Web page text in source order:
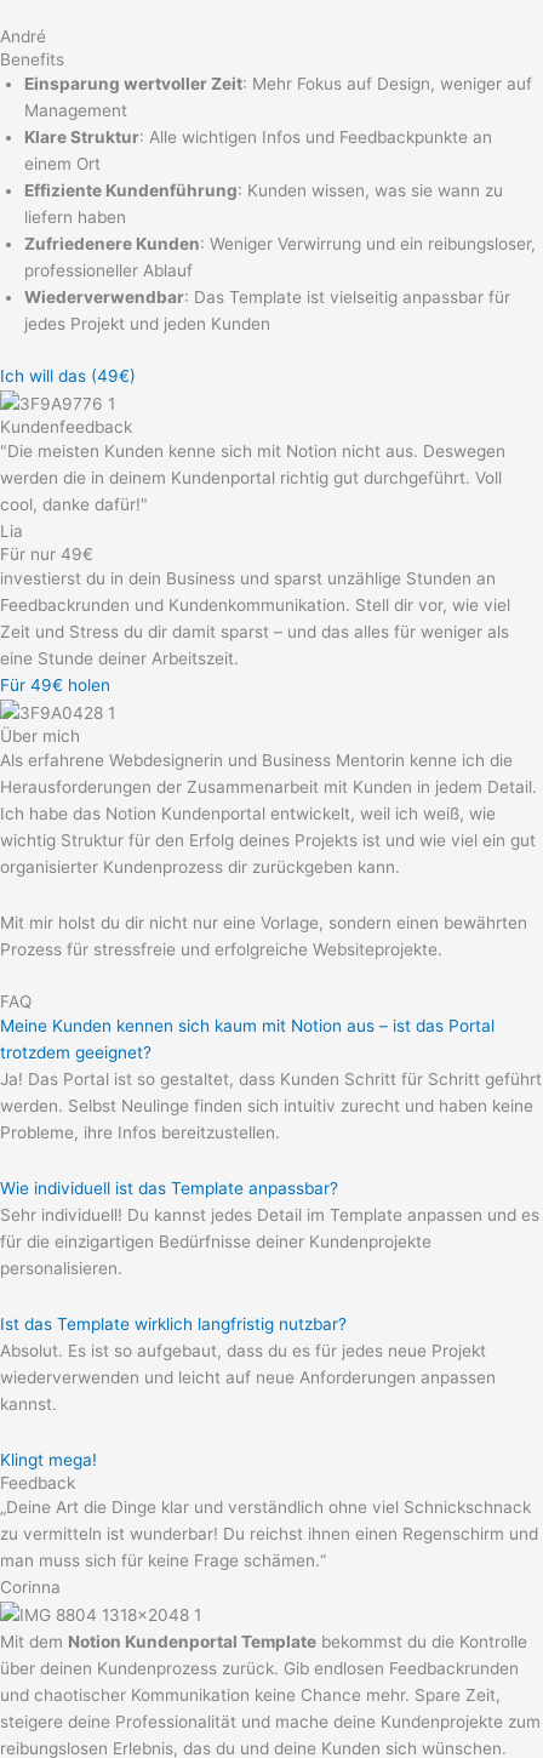
André
Benefits
Einsparung wertvoller Zeit: Mehr Fokus auf Design, weniger auf
Management
Klare Struktur: Alle wichtigen Infos und Feedbackpunkte an
einem Ort
Effiziente Kundenführung: Kunden wissen, was sie wann zu
liefern haben
Zufriedenere Kunden: Weniger Verwirrung und ein reibungsloser,
professioneller Ablauf
Wiederverwendbar: Das Template ist vielseitig anpassbar für
jedes Projekt und jeden Kunden
Ich will das (49€)
Kundenfeedback
"Die meisten Kunden kenne sich mit Notion nicht aus. Deswegen
werden die in deinem Kundenportal richtig gut durchgeführt. Voll
cool, danke dafür!"
Lia
Für nur 49€
investierst du in dein Business und sparst unzählige Stunden an
Feedbackrunden und Kundenkommunikation. Stell dir vor, wie viel
Zeit und Stress du dir damit sparst – und das alles für weniger als
eine Stunde deiner Arbeitszeit.
Für 49€ holen
Über mich
Als erfahrene Webdesignerin und Business Mentorin kenne ich die
Herausforderungen der Zusammenarbeit mit Kunden in jedem Detail.
Ich habe das Notion Kundenportal entwickelt, weil ich weiß, wie
wichtig Struktur für den Erfolg deines Projekts ist und wie viel ein gut
organisierter Kundenprozess dir zurückgeben kann.
Mit mir holst du dir nicht nur eine Vorlage, sondern einen bewährten
Prozess für stressfreie und erfolgreiche Websiteprojekte.
FAQ
Meine Kunden kennen sich kaum mit Notion aus – ist das Portal
trotzdem geeignet?
Ja! Das Portal ist so gestaltet, dass Kunden Schritt für Schritt geführt
werden. Selbst Neulinge finden sich intuitiv zurecht und haben keine
Probleme, ihre Infos bereitzustellen.
Wie individuell ist das Template anpassbar?
Sehr individuell! Du kannst jedes Detail im Template anpassen und es
für die einzigartigen Bedürfnisse deiner Kundenprojekte
personalisieren.
Ist das Template wirklich langfristig nutzbar?
Absolut. Es ist so aufgebaut, dass du es für jedes neue Projekt
wiederverwenden und leicht auf neue Anforderungen anpassen
kannst.
Klingt mega!
Feedback
„Deine Art die Dinge klar und verständlich ohne viel Schnickschnack
zu vermitteln ist wunderbar! Du reichst ihnen einen Regenschirm und
man muss sich für keine Frage schämen.“
Corinna
Mit dem Notion Kundenportal Template bekommst du die Kontrolle
über deinen Kundenprozess zurück. Gib endlosen Feedbackrunden
und chaotischer Kommunikation keine Chance mehr. Spare Zeit,
steigere deine Professionalität und mache deine Kundenprojekte zum
reibungslosen Erlebnis, das du und deine Kunden sich wünschen.